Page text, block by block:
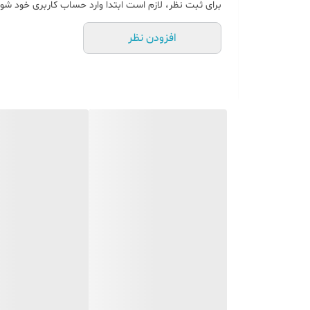
برای ثبت نظر، لازم است ابتدا وارد حساب کاربری خود
افزودن نظر